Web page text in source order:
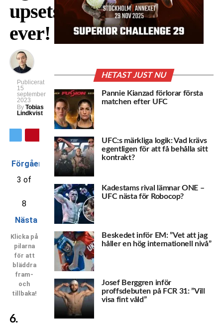
upsets
ever!
Publicerat
15
september
2023
By Tobias
Lindkvist
Förgående
3 of
8
Nästa
Klicka på
pilarna
för att
bläddra
fram-
och
tillbaka!
6.
HETAST JUST NU
Pannie Kianzad förlorar första
matchen efter UFC
UFC:s märkliga logik: Vad krävs
egentligen för att få behålla sitt
kontrakt?
Kadestams rival lämnar ONE –
UFC nästa för Robocop?
Beskedet inför EM: ”Vet att jag
håller en hög internationell nivå”
Josef Berggren inför
proffsdebuten på FCR 31: ”Vill
visa fint våld”